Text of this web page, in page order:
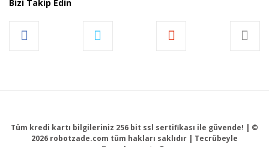
Bizi Takip Edin
Tüm kredi kartı bilgileriniz 256 bit ssl sertifikası ile güvende! | ©
2026 robotzade.com tüm hakları saklıdır | Tecrübeyle